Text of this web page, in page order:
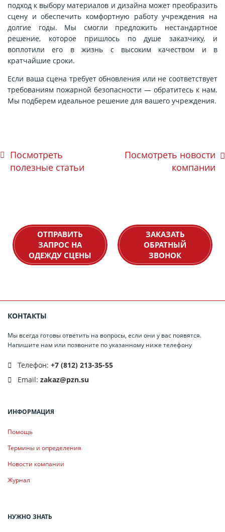
подход к выбору материалов и дизайна может преобразить
сцену и обеспечить комфортную работу учреждения на
долгие годы. Мы смогли предложить нестандартное
решение, которое пришлось по душе заказчику, и
воплотили его в жизнь с высоким качеством и в
кратчайшие сроки.
Если ваша сцена требует обновления или не соответствует
требованиям пожарной безопасности — обратитесь к нам.
Мы подберем идеальное решение для вашего учреждения.
Посмотреть
полезные статьи
Посмотреть новости
компании
ОТПРАВИТЬ
ЗАПРОС НА
ОДЕЖДУ СЦЕНЫ
ЗАКАЗАТЬ
ОБРАТНЫЙ
ЗВОНОК
КОНТАКТЫ
Мы всегда готовы ответить на вопросы, если они у вас появятся.
Напишите нам или позвоните по указанному ниже телефону
Телефон: +7 (812) 213-35-55
Email: zakaz@pzn.su
ИНФОРМАЦИЯ
Помощь
Термины и определения
Новости компании
Журнал
НУЖНО ЗНАТЬ